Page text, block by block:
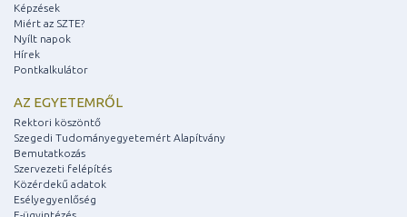
Képzések
Miért az SZTE?
Nyílt napok
Hírek
Pontkalkulátor
AZ EGYETEMRŐL
Rektori köszöntő
Szegedi Tudományegyetemért Alapítvány
Bemutatkozás
Szervezeti felépítés
Közérdekű adatok
Esélyegyenlőség